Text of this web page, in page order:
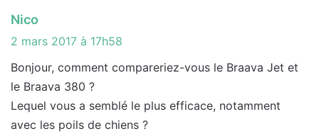
Nico
i
2 mars 2017 à 17h58
Bonjour, comment compareriez-vous le Braava Jet et
le Braava 380 ?
Lequel vous a semblé le plus efficace, notamment
avec les poils de chiens ?